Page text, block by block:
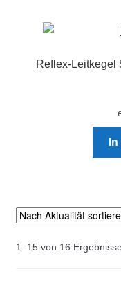
Reflex-Leitkegel
1–15 von 16